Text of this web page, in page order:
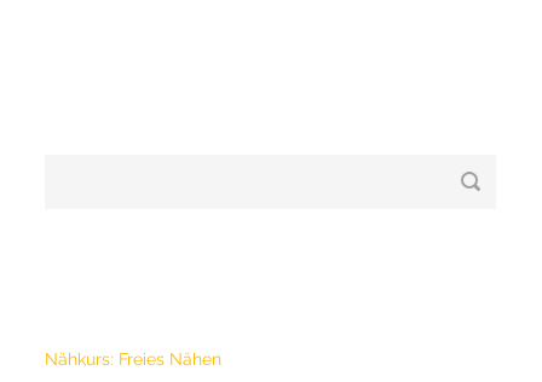
Nähkurs: Freies Nähen